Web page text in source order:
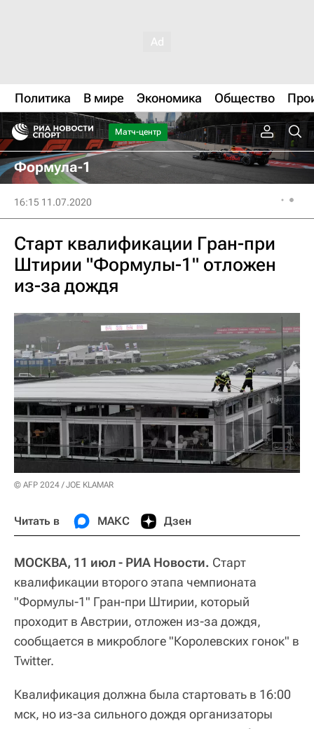
Политика В мире Экономика Общество
Матч-центр
Формула-1
16:15 11.07.2020
Старт квалификации Гран-при
Штирии "Формулы-1" отложен
из-за дождя
© AFP 2024 / JOE KLAMAR
Читать в МАКС Дзен
МОСКВА, 11 июл - РИА Новости. Старт
квалификации второго этапа чемпионата
"Формулы-1" Гран-при Штирии, который
проходит в Австрии, отложен из-за дождя,
сообщается в микроблоге "Королевских гонок" в
Twitter.
Квалификация должна была стартовать в 16:00
мск, но из-за сильного дождя организаторы